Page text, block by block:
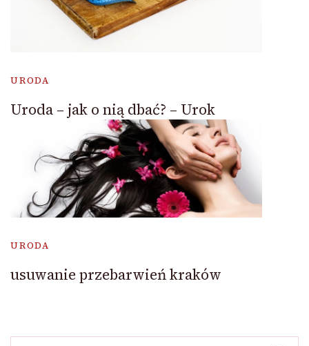
URODA
Uroda – jak o nią dbać? – Urok
URODA
usuwanie przebarwień kraków